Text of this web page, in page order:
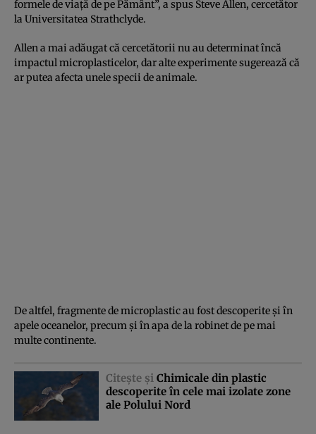
formele de viaţă de pe Pământ”, a spus Steve Allen, cercetător
la Universitatea Strathclyde.
Allen a mai adăugat că cercetătorii nu au determinat încă
impactul microplasticelor, dar alte experimente sugerează că
ar putea afecta unele specii de animale.
De altfel, fragmente de microplastic au fost descoperite şi în
apele oceanelor, precum şi în apa de la robinet de pe mai
multe continente.
Citeşte şi Chimicale din plastic
descoperite în cele mai izolate zone
ale Polului Nord